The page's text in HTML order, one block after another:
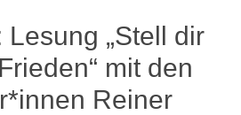
„Stell dir
mit den
Reiner